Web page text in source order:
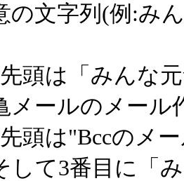
の文字列(例:み
は「みんな元
メールのメール
は"Bccのメー
3番目に「み